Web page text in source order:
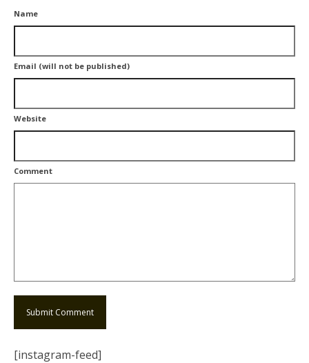
Name
Email (will not be published)
Website
Comment
[instagram-feed]